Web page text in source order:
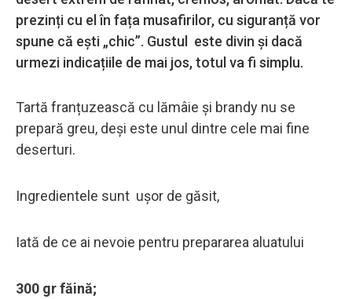
prezinți cu el în fața musafirilor, cu siguranță vor
spune că ești „chic”. Gustul este divin și dacă
urmezi indicațiile de mai jos, totul va fi simplu.
Tartă franțuzească cu lămâie și brandy nu se
prepară greu, deși este unul dintre cele mai fine
deserturi.
Ingredientele sunt ușor de găsit,
Iată de ce ai nevoie pentru prepararea aluatului
300 gr făină;